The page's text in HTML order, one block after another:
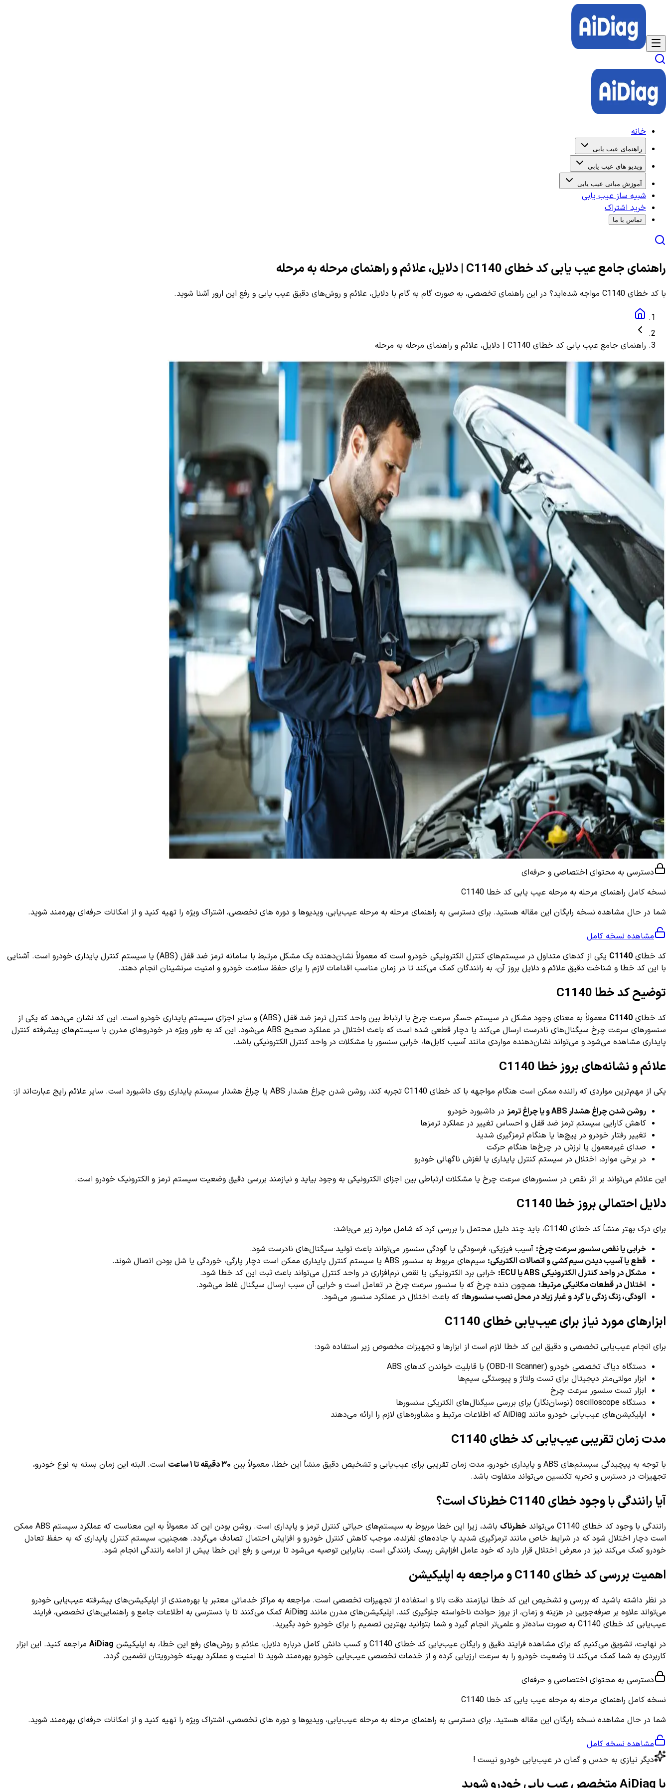
خانه
راهنمای عیب یابی
ویدیو های عیب یابی
آموزش مبانی عیب یابی
شبیه ساز عیب یابی
خرید اشتراک
تماس با ما
راهنمای جامع عیب یابی کد خطای C1140 | دلایل، علائم و راهنمای مرحله به مرحله
با کد خطای C1140 مواجه شده‌اید؟ در این راهنمای تخصصی، به صورت گام به گام با دلایل، علائم و روش‌های دقیق عیب یابی و رفع این ارور آشنا شوید.
راهنمای جامع عیب یابی کد خطای C1140 | دلایل، علائم و راهنمای مرحله به مرحله
دسترسی به محتوای اختصاصی و حرفه‌ای
نسخه کامل راهنمای مرحله به مرحله عیب یابی کد خطا C1140
شما در حال مشاهده نسخه رایگان این مقاله هستید. برای دسترسی به راهنمای مرحله به مرحله عیب‌یابی، ویدیوها و دوره های تخصصی، اشتراک ویژه را تهیه کنید و از امکانات حرفه‌ای بهره‌مند شوید.
مشاهده نسخه کامل
کد خطای C1140
یکی از کدهای متداول در سیستم‌های کنترل الکترونیکی خودرو است که معمولاً نشان‌دهنده یک مشکل مرتبط با سامانه ترمز ضد قفل (ABS) یا سیستم کنترل پایداری خودرو است. آشنایی
با این کد خطا و شناخت دقیق علائم و دلایل بروز آن، به رانندگان کمک می‌کند تا در زمان مناسب اقدامات لازم را برای حفظ سلامت خودرو و امنیت سرنشینان انجام دهند.
توضیح کد خطا C1140
کد خطای C1140
معمولاً به معنای وجود مشکل در سیستم حسگر سرعت چرخ یا ارتباط بین واحد کنترل ترمز ضد قفل (ABS) و سایر اجزای سیستم پایداری خودرو است. این کد نشان می‌دهد که یکی از
سنسورهای سرعت چرخ سیگنال‌های نادرست ارسال می‌کند یا دچار قطعی شده است که باعث اختلال در عملکرد صحیح ABS می‌شود. این کد به طور ویژه در خودروهای مدرن با سیستم‌های پیشرفته کنترل
پایداری مشاهده می‌شود و می‌تواند نشان‌دهنده مواردی مانند آسیب کابل‌ها، خرابی سنسور یا مشکلات در واحد کنترل الکترونیکی باشد.
علائم و نشانه‌های بروز خطا C1140
یکی از مهم‌ترین مواردی که راننده ممکن است هنگام مواجهه با کد خطای C1140 تجربه کند، روشن شدن چراغ هشدار ABS یا چراغ هشدار سیستم پایداری روی داشبورد است. سایر علائم رایج عبارت‌اند از:
روشن شدن چراغ هشدار ABS و یا چراغ ترمز
در داشبورد خودرو
کاهش کارایی سیستم ترمز ضد قفل و احساس تغییر در عملکرد ترمزها
تغییر رفتار خودرو در پیچ‌ها یا هنگام ترمزگیری شدید
صدای غیرمعمول یا لرزش در چرخ‌ها هنگام حرکت
در برخی موارد، اختلال در سیستم کنترل پایداری یا لغزش ناگهانی خودرو
این علائم می‌تواند بر اثر نقص در سنسورهای سرعت چرخ یا مشکلات ارتباطی بین اجزای الکترونیکی به وجود بیاید و نیازمند بررسی دقیق وضعیت سیستم ترمز و الکترونیک خودرو است.
دلایل احتمالی بروز خطا C1140
برای درک بهتر منشأ کد خطای C1140، باید چند دلیل محتمل را بررسی کرد که شامل موارد زیر می‌باشد:
خرابی یا نقص سنسور سرعت چرخ: آسیب فیزیکی، فرسودگی یا آلودگی سنسور می‌تواند باعث تولید سیگنال‌های نادرست شود.
قطع یا آسیب دیدن سیم‌کشی و اتصالات الکتریکی: سیم‌های مربوط به سنسور ABS یا سیستم کنترل پایداری ممکن است دچار پارگی، خوردگی یا شل بودن اتصال شوند.
مشکل در واحد کنترل الکترونیکی ABS یا ECU:
خرابی برد الکترونیکی یا نقص نرم‌افزاری در واحد کنترل می‌تواند باعث ثبت این کد خطا شود.
اختلال در قطعات مکانیکی مرتبط: همچون دنده چرخ که با سنسور سرعت چرخ در تعامل است و خرابی آن سبب ارسال سیگنال غلط می‌شود.
آلودگی، زنگ زدگی یا گرد و غبار زیاد در محل نصب سنسورها: که باعث اختلال در عملکرد سنسور می‌شود.
ابزارهای مورد نیاز برای عیب‌یابی خطای C1140
برای انجام عیب‌یابی تخصصی و دقیق این کد خطا لازم است از ابزارها و تجهیزات مخصوص زیر استفاده شود:
دستگاه دیاگ تخصصی خودرو (OBD-II Scanner) با قابلیت خواندن کدهای ABS
ابزار مولتی‌متر دیجیتال برای تست ولتاژ و پیوستگی سیم‌ها
ابزار تست سنسور سرعت چرخ
دستگاه oscilloscope (نوسان‌نگار) برای بررسی سیگنال‌های الکتریکی سنسورها
اپلیکیشن‌های عیب‌یابی خودرو مانند AiDiag که اطلاعات مرتبط و مشاوره‌های لازم را ارائه می‌دهند
مدت زمان تقریبی عیب‌یابی کد خطای C1140
با توجه به پیچیدگی سیستم‌های ABS و پایداری خودرو، مدت زمان تقریبی برای عیب‌یابی و تشخیص دقیق منشأ این خطا، معمولاً بین ۳۰ دقیقه تا ۱ ساعت
است. البته این زمان بسته به نوع خودرو،
تجهیزات در دسترس و تجربه تکنسین می‌تواند متفاوت باشد.
آیا رانندگی با وجود خطای C1140 خطرناک است؟
رانندگی با وجود کد خطای C1140 می‌تواند خطرناک
باشد، زیرا این خطا مربوط به سیستم‌های حیاتی کنترل ترمز و پایداری است. روشن بودن این کد معمولاً به این معناست که عملکرد سیستم ABS ممکن
است دچار اختلال شود که در شرایط خاص مانند ترمزگیری شدید یا جاده‌های لغزنده، موجب کاهش کنترل خودرو و افزایش احتمال تصادف می‌گردد. همچنین، سیستم کنترل پایداری که به حفظ تعادل
خودرو کمک می‌کند نیز در معرض اختلال قرار دارد که خود عامل افزایش ریسک رانندگی است. بنابراین توصیه می‌شود تا بررسی و رفع این خطا پیش از ادامه رانندگی انجام شود.
اهمیت بررسی کد خطای C1140 و مراجعه به اپلیکیشن
در نظر داشته باشید که بررسی و تشخیص این کد خطا نیازمند دقت بالا و استفاده از تجهیزات تخصصی است. مراجعه به مراکز خدماتی معتبر یا بهره‌مندی از اپلیکیشن‌های پیشرفته عیب‌یابی خودرو
می‌تواند علاوه بر صرفه‌جویی در هزینه و زمان، از بروز حوادث ناخواسته جلوگیری کند. اپلیکیشن‌های مدرن مانند AiDiag کمک می‌کنند تا با دسترسی به اطلاعات جامع و راهنمایی‌های تخصصی، فرایند
عیب‌یابی کد خطای C1140 به صورت ساده‌تر و علمی‌تر انجام گیرد و شما بتوانید بهترین تصمیم را برای خودرو خود بگیرید.
در نهایت، تشویق می‌کنیم که برای مشاهده فرایند دقیق و رایگان عیب‌یابی کد خطای C1140 و کسب دانش کامل درباره دلایل، علائم و روش‌های رفع این خطا، به اپلیکیشن
AiDiag مراجعه کنید. این ابزار
کاربردی به شما کمک می‌کند تا وضعیت خودرو را به سرعت ارزیابی کرده و از خدمات تخصصی عیب‌یابی خودرو بهره‌مند شوید تا امنیت و عملکرد بهینه خودرویتان تضمین گردد.
دسترسی به محتوای اختصاصی و حرفه‌ای
نسخه کامل راهنمای مرحله به مرحله عیب یابی کد خطا C1140
شما در حال مشاهده نسخه رایگان این مقاله هستید. برای دسترسی به راهنمای مرحله به مرحله عیب‌یابی، ویدیوها و دوره های تخصصی، اشتراک ویژه را تهیه کنید و از امکانات حرفه‌ای بهره‌مند شوید.
مشاهده نسخه کامل
دیگر نیازی به حدس و گمان در عیب‌یابی خودرو نیست !